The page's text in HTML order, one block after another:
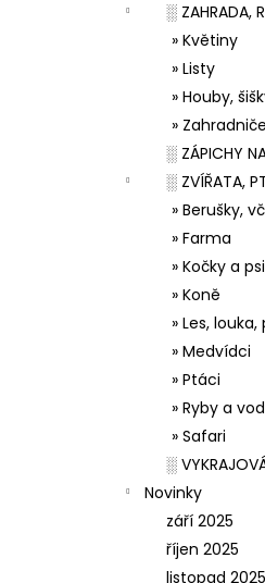
░ ZAHRADA,
» Květiny
» Listy
» Houby,
»
░ ZÁPICHY
░ ZVÍŘATA,
» Berušky,
» Farma
» Kočky a psi
» Koně
» Les, louka,
» Medvídci
» Ptáci
» Ryby a
» Safari
░
Novinky
září 2025
říjen 2025
listopad 2025